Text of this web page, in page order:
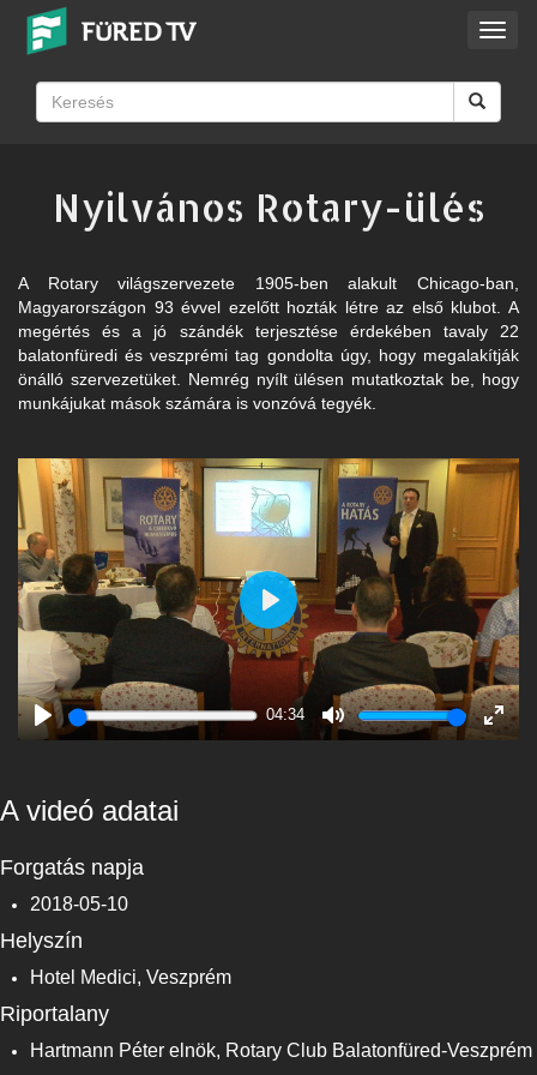
Nyilvános Rotary-ülés
A Rotary világszervezete 1905-ben alakult Chicago-ban,
Magyarországon 93 évvel ezelőtt hozták létre az első klubot. A
megértés és a jó szándék terjesztése érdekében tavaly 22
balatonfüredi és veszprémi tag gondolta úgy, hogy megalakítják
önálló szervezetüket. Nemrég nyílt ülésen mutatkoztak be, hogy
munkájukat mások számára is vonzóvá tegyék.
Play
04:34
Mute
Enter
Play
A videó adatai
Forgatás napja
2018-05-10
Helyszín
Hotel Medici, Veszprém
Riportalany
Hartmann Péter elnök, Rotary Club Balatonfüred-Veszprém